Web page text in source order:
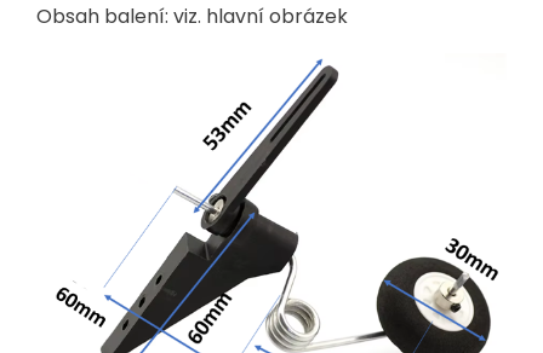
Obsah balení: viz. hlavní obrázek